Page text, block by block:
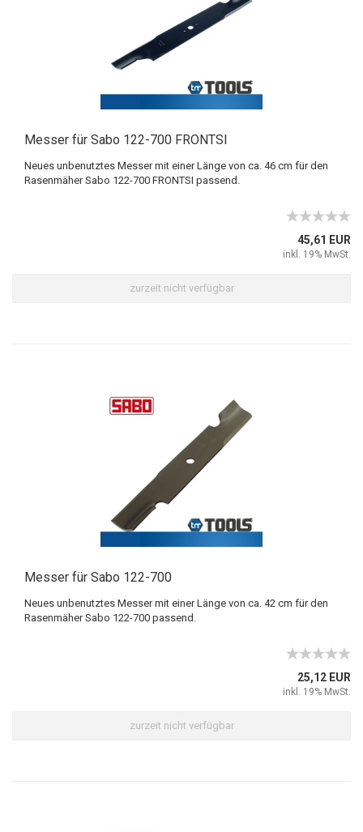
Messer für Sabo 122-700 FRONTSI
Neues unbenutztes Messer mit einer Länge von ca. 46 cm für den
Rasenmäher Sabo 122-700 FRONTSI passend.
45,61 EUR
inkl. 19% MwSt.
zurzeit nicht verfügbar
Messer für Sabo 122-700
Neues unbenutztes Messer mit einer Länge von ca. 42 cm für den
Rasenmäher Sabo 122-700 passend.
25,12 EUR
inkl. 19% MwSt.
zurzeit nicht verfügbar